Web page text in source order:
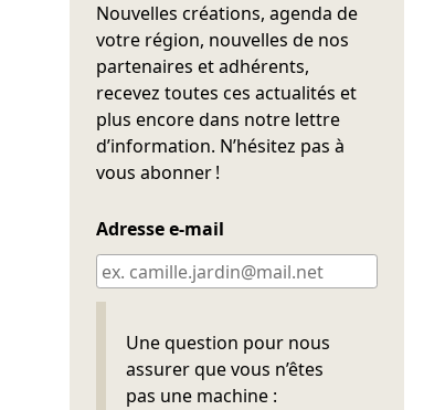
Nouvelles créations, agenda de
votre région, nouvelles de nos
partenaires et adhérents,
recevez toutes ces actualités et
plus encore dans notre lettre
d’information. N’hésitez pas à
vous abonner !
Adresse e-mail
Une question pour nous
assurer que vous n’êtes
pas une machine :
Ne pas remplir